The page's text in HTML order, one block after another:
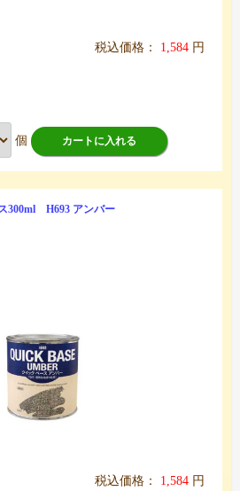
税込価格： 1,584 円
個 カートに入れる
300ml H693 アンバー
税込価格： 1,584 円